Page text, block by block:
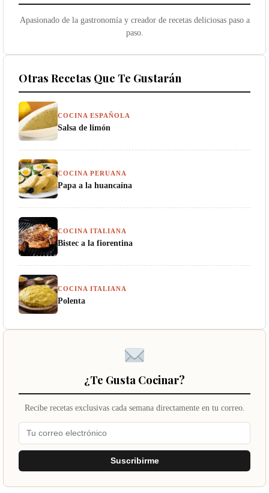
Apasionado de la gastronomía y creador de recetas deliciosas paso a
paso.
Otras Recetas Que Te Gustarán
COCINA ESPAÑOLA
Salsa de limón
COCINA PERUANA
Papa a la huancaína
COCINA ITALIANA
Bistec a la fiorentina
COCINA ITALIANA
Polenta
¿Te Gusta Cocinar?
Recibe recetas exclusivas cada semana directamente en tu correo.
Suscribirme